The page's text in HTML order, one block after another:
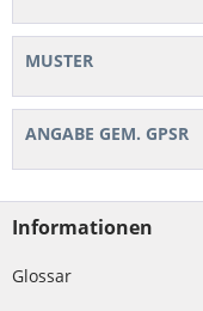
MUSTER
ANGABE GEM. GPSR
Informationen
Glossar